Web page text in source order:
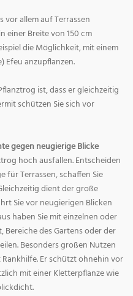
allem auf Terrassen
einer Breite von 150 cm
die Möglichkeit, mit einem
Efeu anzupflanzen.
ist, dass er gleichzeitig
schützen Sie sich vor
gegen neugierige Blicke
hoch ausfallen. Entscheiden
für Terrassen, schaffen Sie
dient der große
Sie vor neugierigen Blicken
haben Sie mit einzelnen oder
des Gartens oder der
Besonders großen Nutzen
Er schützt ohnehin vor
mit einer Kletterpflanze wie